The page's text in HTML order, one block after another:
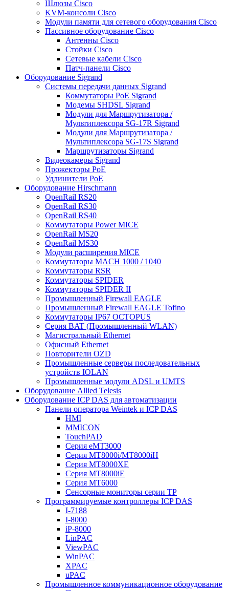
Шлюзы Cisco
KVM-консоли Cisco
Модули памяти для сетевого оборудования Cisco
Пассивное оборудование Cisco
Антенны Cisco
Стойки Cisco
Сетевые кабели Cisco
Патч-панели Cisco
Оборудование Sigrand
Системы передачи данных Sigrand
Коммутаторы PoE Sigrand
Модемы SHDSL Sigrand
Модули для Маршрутизатора /
Мультиплексора SG-17R Sigrand
Модули для Маршрутизатора /
Мультиплексора SG-17S Sigrand
Маршрутизаторы Sigrand
Видеокамеры Sigrand
Прожекторы PoE
Удлинители PoE
Оборудование Hirschmann
OpenRail RS20
OpenRail RS30
OpenRail RS40
Коммутаторы Power MICE
OpenRail MS20
OpenRail MS30
Модули расширения MICE
Коммутаторы MACH 1000 / 1040
Коммутаторы RSR
Коммутаторы SPIDER
Коммутаторы SPIDER II
Промышленный Firewall EAGLE
Промышленный Firewall EAGLE Tofino
Коммутаторы IP67 OCTOPUS
Серия BAT (Промышленный WLAN)
Магистральный Ethernet
Офисный Ethernet
Повторители OZD
Промышленные серверы последовательных
устройств IOLAN
Промышленные модули ADSL и UMTS
Оборудование Allied Telesis
Оборудование ICP DAS для автоматизации
Панели оператора Weintek и ICP DAS
HMI
MMICON
TouchPAD
Серия eMT3000
Серия MT8000i/MT8000iH
Серия MT8000XE
Серия MT8000iE
Серия MT6000
Сенсорные мониторы серии TP
Программируемые контроллеры ICP DAS
I-7188
I-8000
iP-8000
LinPAC
ViewPAC
WinPAC
XPAC
uPAC
Промышленное коммуникационное оборудование